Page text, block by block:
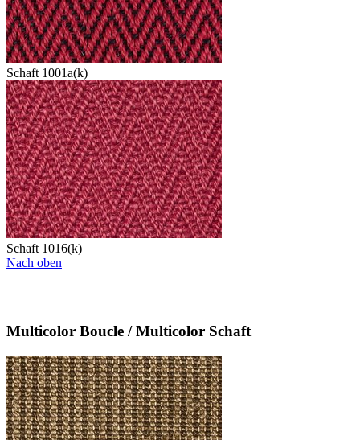
Schaft 1001a(k)
Schaft 1016(k)
Nach oben
Multicolor Boucle / Multicolor Schaft